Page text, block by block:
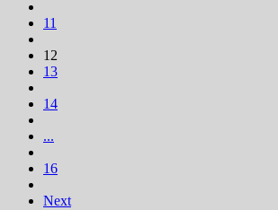
11
12
13
14
...
16
Next